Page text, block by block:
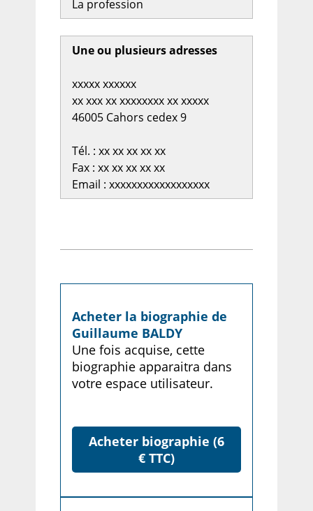
La profession
Une ou plusieurs adresses
xxxxx xxxxxx
xx xxx xx xxxxxxxx xx xxxxx
46005 Cahors cedex 9
Tél. : xx xx xx xx xx
Fax : xx xx xx xx xx
Email : xxxxxxxxxxxxxxxxxx
Acheter la biographie de
Guillaume BALDY
Une fois acquise, cette
biographie apparaitra dans
votre espace utilisateur.
Acheter biographie (6
€ TTC)